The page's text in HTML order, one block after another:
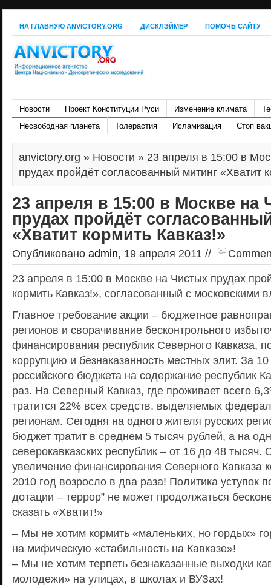
НА ГЛАВНУЮ ANVICTORY.ORG ДИСКЛЭЙМЕР ПОМОЧЬ САЙТУ
Новости Проект Конституции Руси Изменение климата
Несвободная планета
Толерастия Исламизация Стоп
anvictory.org » Новости » 23 апреля в 15:00 в
прудах пройдёт согласованный митинг «Хватит
23 апреля в 15:00 в Москве на
прудах пройдёт
«Хватит кормить Кавказ!»
Опубликовано admin, 19 апреля 2011 //
23 апреля в 15:00 в Москве на Чистых прудах
кормить Кавказ!», согласованный с московскими
Главное требование акции – бюджетное
регионов и сворачивание бесконтрольного
финансирования республик Северного Кавказа,
коррупцию и безнаказанность местных элит. За
российского бюджета на содержание республик
раз. На Северный Кавказ, где проживает всего
тратится 22% всех средств, выделяемых
регионам. Сегодня на одного жителя русских
бюджет тратит в среднем 5 тысяч рублей, а на
северокавказских республик – от 16 до 48 тысяч.
увеличение финансирования Северного Кавказа
2010 год возросло в два раза! Политика уступок
дотации – террор” не может продолжаться
сказать «Хватит!»
– Мы не хотим кормить «маленьких, но гордых»
на мифическую «стабильность на Кавказе»!
– Мы не хотим терпеть безнаказанные выходки
молодежи» на улицах, в школах и ВУЗах!